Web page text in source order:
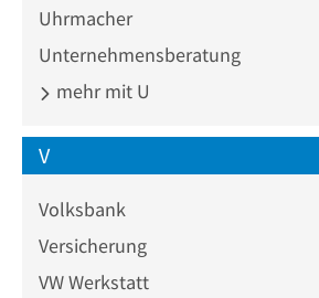
Uhrmacher
Unternehmensberatung
mehr mit U
V
Volksbank
Versicherung
VW Werkstatt